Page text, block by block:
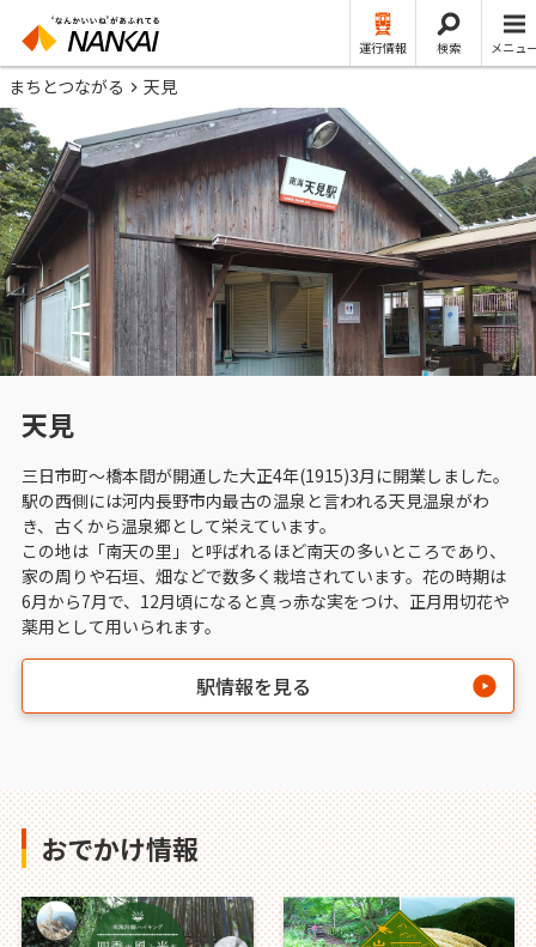
運行情報 検索 メニュ
まちとつながる 天見
天見
三日市町～橋本間が開通した大正4年(1915)3月に開業しました。
駅の西側には河内長野市内最古の温泉と言われる天見温泉がわ
き、古くから温泉郷として栄えています。
この地は「南天の里」と呼ばれるほど南天の多いところであり、
家の周りや石垣、畑などで数多く栽培されています。花の時期は
6月から7月で、12月頃になると真っ赤な実をつけ、正月用切花や
薬用として用いられます。
駅情報を見る
おでかけ情報